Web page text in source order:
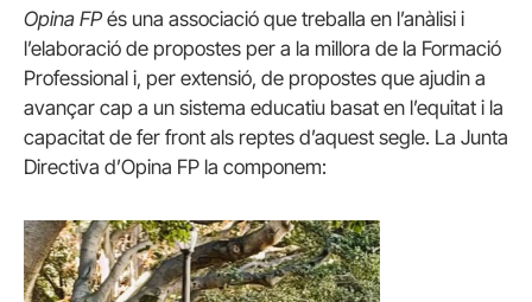
Opina FPés una associació que treballa en l’anàlisi i
l’elaboració de propostes per a la millora de la Formació
Professional i, per extensió, de propostes que ajudin a
avançar cap a un sistema educatiu basat en l’equitat i la
capacitat de fer front als reptes d’aquest segle. La Junta
Directiva d’Opina FP la componem: